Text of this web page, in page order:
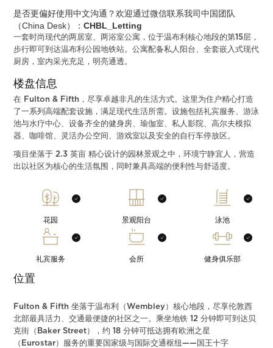
是否更偏好使用中文沟通？欢迎通过微信联系我司中国团队
（China Desk）：CHBL_Letting
一套时尚现代的两居室、两浴室公寓，位于温布利核心地段的第15层，
步行即可到达温布利公园地铁站。公寓配备私人阳台、全套嵌入式现代
厨房，室内采光充足，明亮通透。
楼盘信息
在 Fulton & Fifth，尽享卓越非凡的生活方式。这里为住户精心打造
了一系列高端配套设施，满足现代生活所需。设施包括礼宾服务、游泳
池与水疗中心、设备齐全的健身房、瑜伽室、私人影院、高尔夫模拟
器、咖啡馆、灵活办公空间、游戏室以及安全的自行车停放区。
项目坐落于 2.3 英亩 精心设计的园林景观之中，环境宁静宜人，营造
出以社区为核心的生活氛围，同时兼具高端的便利性与舒适度。
花园 景观阳台 泳池
礼宾服务 会所 健身俱乐部
位置
Fulton & Fifth 坐落于温布利（Wembley）核心地段，尽享伦敦西
北部最具活力、交通最便捷的社区之一。乘坐地铁 12 分钟即可到达贝
克街（Baker Street），约 18 分钟可抵达拥有欧洲之星
（Eurostar）服务的重要国家级与国际交通枢纽——国王十字